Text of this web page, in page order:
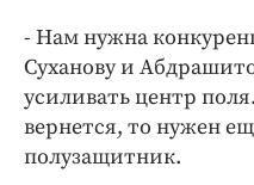
- Нам нужна
Суханову и
усиливать центр
вернется, то нужен
полузащитник.